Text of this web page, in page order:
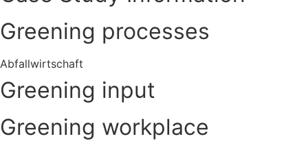
Greening processes
Abfallwirtschaft
Greening input
Greening workplace